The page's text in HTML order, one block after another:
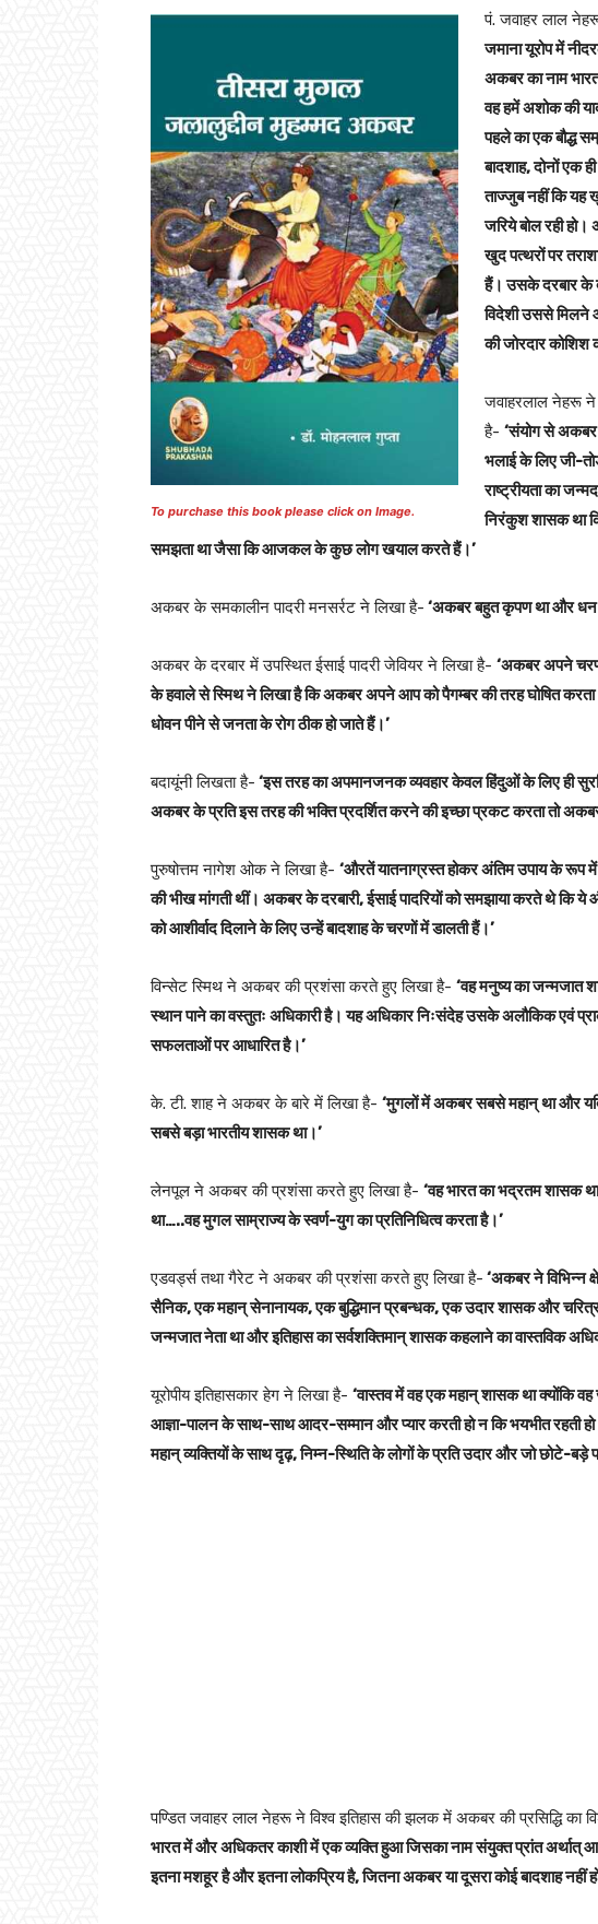
To purchase this book please click on Image.
पं. जवाहर लाल नेहरू
जमाना यूरोप में
अकबर का नाम
वह हमें अशोक की
पहले का एक बौद्ध
बादशाह, दोनों एक
ताज्जुब नहीं कि यह
जरिये बोल रही
खुद पत्थरों पर
हैं। उसके दरबार के
विदेशी उससे
की जोरदार कोशिश
जवाहरलाल नेहरू ने
है- ‘संयोग से अकबर
भलाई के लिए जी-
राष्ट्रीयता का
निरंकुश शासक था
समझता था जैसा कि आजकल के कुछ लोग खयाल करते हैं।’
अकबर के समकालीन पादरी मनसर्रट ने लिखा है- ‘अकबर बहुत कृपण था और धन
अकबर के दरबार में उपस्थित ईसाई पादरी जेवियर ने लिखा है- ‘अकबर अपने
के हवाले से स्मिथ ने लिखा है कि अकबर अपने आप को पैगम्बर की तरह घोषित करता
धोवन पीने से जनता के रोग ठीक हो जाते हैं।’
बदायूंनी लिखता है- ‘इस तरह का अपमानजनक व्यवहार केवल हिंदुओं के लिए ही
अकबर के प्रति इस तरह की भक्ति प्रदर्शित करने की इच्छा प्रकट करता तो
पुरुषोत्तम नागेश ओक ने लिखा है- ‘औरतें यातनाग्रस्त होकर अंतिम उपाय के रूप
की भीख मांगती थीं। अकबर के दरबारी, ईसाई पादरियों को समझाया करते थे कि
को आशीर्वाद दिलाने के लिए उन्हें बादशाह के चरणों में डालती हैं।’
विन्सेट स्मिथ ने अकबर की प्रशंसा करते हुए लिखा है- ‘वह मनुष्य का जन्मजात
स्थान पाने का वस्तुतः अधिकारी है। यह अधिकार निःसंदेह उसके अलौकिक एवं
सफलताओं पर आधारित है।’
के. टी. शाह ने अकबर के बारे में लिखा है- ‘मुगलों में अकबर सबसे महान् था और
सबसे बड़ा भारतीय शासक था।’
लेनपूल ने अकबर की प्रशंसा करते हुए लिखा है- ‘वह भारत का भद्रतम शासक
था…..वह मुगल साम्राज्य के स्वर्ण-युग का प्रतिनिधित्व करता है।’
एडवर्ड्स तथा गैरेट ने अकबर की प्रशंसा करते हुए लिखा है- ‘अकबर ने विभिन्न
सैनिक, एक महान् सेनानायक, एक बुद्धिमान प्रबन्धक, एक उदार शासक और
जन्मजात नेता था और इतिहास का सर्वशक्तिमान् शासक कहलाने का वास्तविक
यूरोपीय इतिहासकार हेग ने लिखा है- ‘वास्तव में वह एक महान् शासक था क्योंकि
आज्ञा-पालन के साथ-साथ आदर-सम्मान और प्यार करती हो न कि भयभीत रहती
महान् व्यक्तियों के साथ दृढ़, निम्न-स्थिति के लोगों के प्रति उदार और जो छोटे-बड़े
पण्डित जवाहर लाल नेहरू ने विश्व इतिहास की झलक में अकबर की प्रसिद्धि का
भारत में और अधिकतर काशी में एक व्यक्ति हुआ जिसका नाम संयुक्त प्रांत अर्थात्
इतना मशहूर है और इतना लोकप्रिय है, जितना अकबर या दूसरा कोई बादशाह नहीं